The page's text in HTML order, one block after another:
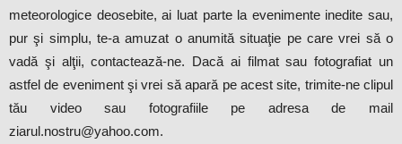
meteorologice deosebite, ai luat parte la evenimente inedite sau,
pur şi simplu, te-a amuzat o anumită situaţie pe care vrei să o
vadă şi alţii, contactează-ne. Dacă ai filmat sau fotografiat un
astfel de eveniment şi vrei să apară pe acest site, trimite-ne clipul
tău video sau fotografiile pe adresa de mail
ziarul.nostru@yahoo.com.